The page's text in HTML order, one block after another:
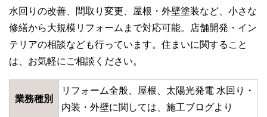
水回りの改善、間取り変更、屋根・外壁塗装など、小さな
修繕から大規模リフォームまで対応可能。店舗開発・イン
テリアの相談なども行っています。住まいに関すること
は、お気軽にご相談ください。
業務種別
リフォーム全般、屋根、太陽光発電 水回り・
内装・外壁に関しては、施工ブログより